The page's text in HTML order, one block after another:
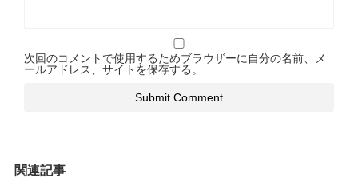
次回のコメントで使用するためブラウザーに自分の名前、メ
ールアドレス、サイトを保存する。
関連記事